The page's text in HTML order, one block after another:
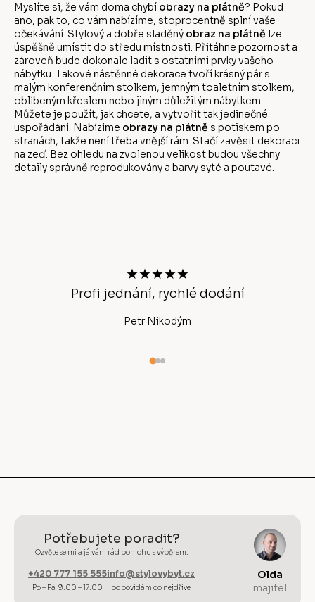
Myslíte si, že vám doma chybí obrazy na plátně? Pokud
ano, pak to, co vám nabízíme, stoprocentně splní vaše
očekávání. Stylový a dobře sladěný obraz na plátně lze
úspěšně umístit do středu místnosti. Přitáhne pozornost a
zároveň bude dokonale ladit s ostatními prvky vašeho
nábytku. Takové nástěnné dekorace tvoří krásný pár s
malým konferenčním stolkem, jemným toaletním stolkem,
oblíbeným křeslem nebo jiným důležitým nábytkem.
Můžete je použít, jak chcete, a vytvořit tak jedinečné
uspořádání. Nabízíme obrazy na plátně s potiskem po
stranách, takže není třeba vnější rám. Stačí zavěsit dekoraci
na zeď. Bez ohledu na zvolenou velikost budou všechny
detaily správně reprodukovány a barvy syté a poutavé.
★★★★★
Profi jednání, rychlé dodání
Petr Nikodým
Potřebujete poradit?
Ozvěte se mi a já vám rád pomohu s výběrem.
+420 777 155 555
Po – Pá 9:00 – 17:00
info@stylovybyt.cz
odpovídám co nejdříve
Olda
majitel